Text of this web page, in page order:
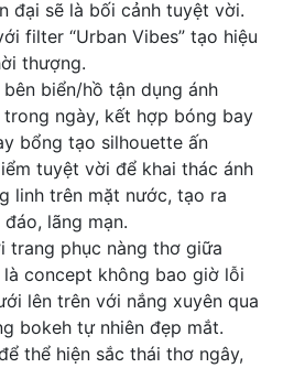
đại sẽ là bối cảnh tuyệt vời.
filter “Urban Vibes” tạo hiệu
thượng.
biển/hồ tận dụng ánh
ngày, kết hợp bóng bay
bổng tạo silhouette ấn
tuyệt vời để khai thác ánh
linh trên mặt nước, tạo ra
lãng mạn.
trang phục nàng thơ giữa
concept không bao giờ lỗi
lên trên với nắng xuyên qua
bokeh tự nhiên đẹp mắt.
thể hiện sắc thái thơ ngây,